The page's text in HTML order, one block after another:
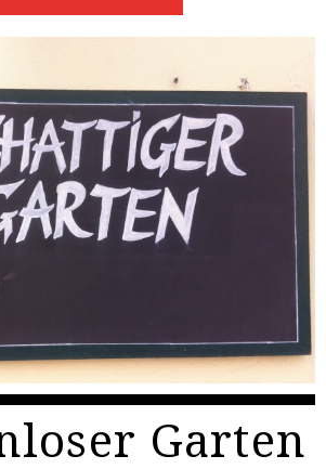
Garten